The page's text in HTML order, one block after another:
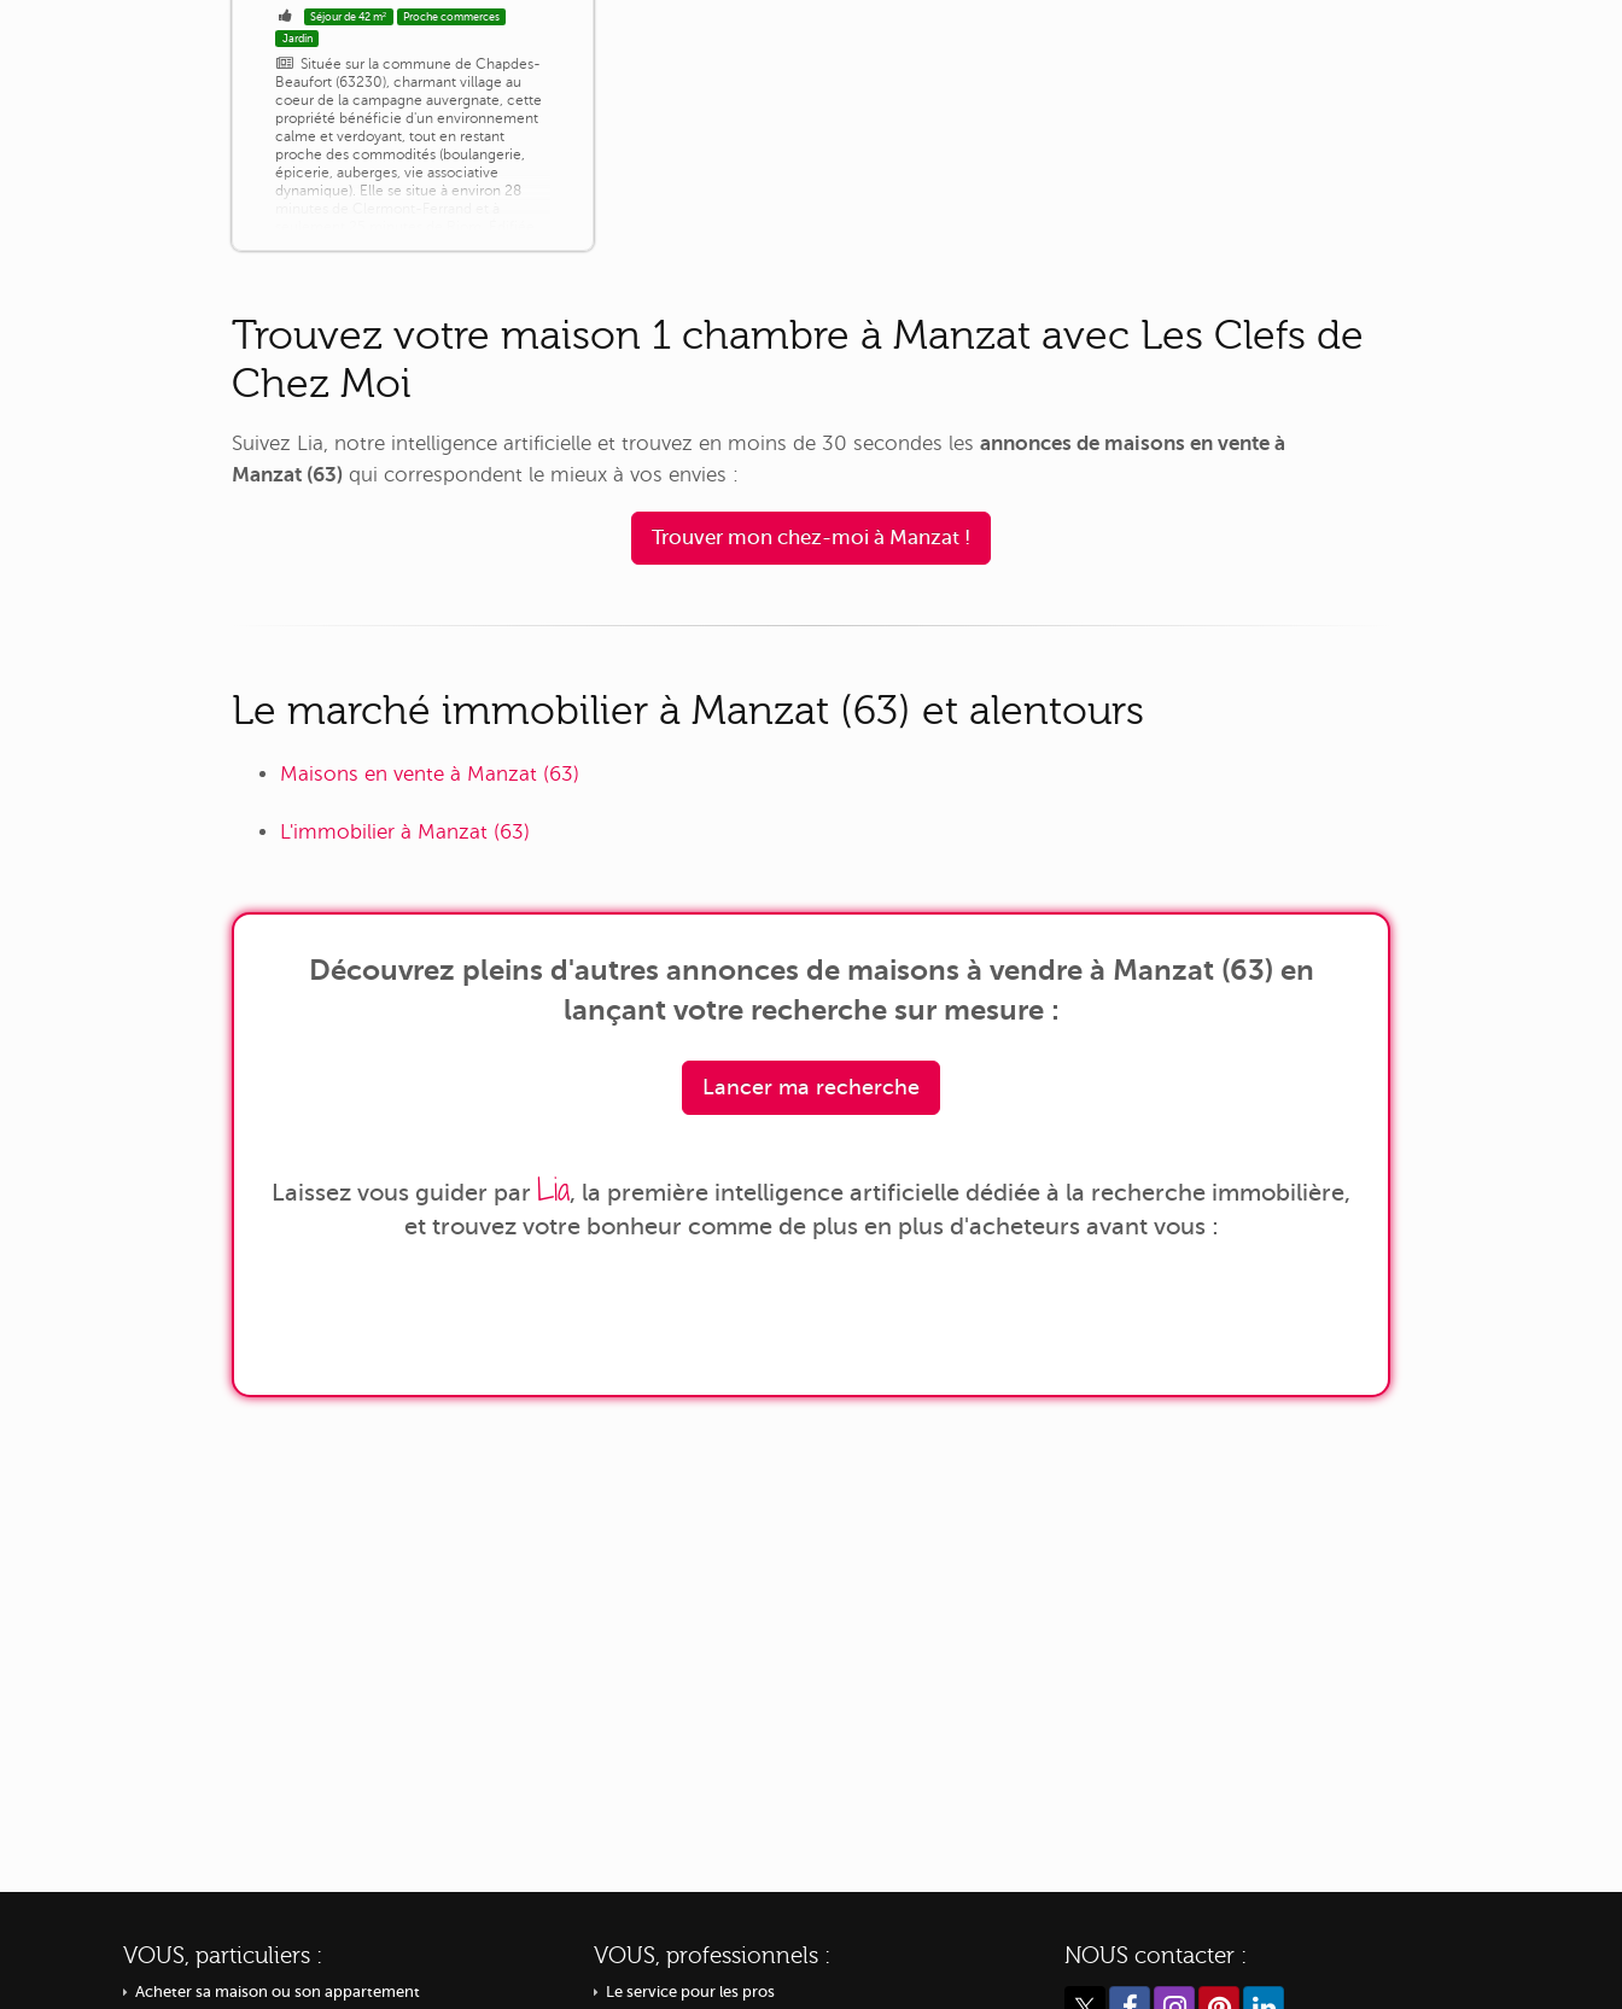
Séjour de 42 m²
Proche commerces
Jardin
Située sur la commune de Chapdes-
Beaufort (63230), charmant village au
coeur de la campagne auvergnate, cette
propriété bénéficie d'un environnement
calme et verdoyant, tout en restant
proche des commodités (boulangerie,
épicerie, auberges, vie associative
dynamique). Elle se situe à environ 28
Trouvez votre maison 1 chambre à Manzat avec Les Clefs de
Chez Moi
Suivez Lia, notre intelligence artificielle et trouvez en moins de 30 secondes les annonces de maisons en vente à
Manzat (63) qui correspondent le mieux à vos envies :
Trouver mon chez-moi à Manzat !
Le marché immobilier à Manzat (63) et alentours
Maisons en vente à Manzat (63)
L'immobilier à Manzat (63)
Découvrez pleins d'autres annonces de maisons à vendre à Manzat (63) en
lançant votre recherche sur mesure :
Lancer ma recherche
Laissez vous guider par Lia, la première intelligence artificielle dédiée à la recherche immobilière,
et trouvez votre bonheur comme de plus en plus d'acheteurs avant vous :
VOUS, particuliers :
Acheter sa maison ou son appartement
VOUS, professionnels :
Le service pour les pros
NOUS contacter :